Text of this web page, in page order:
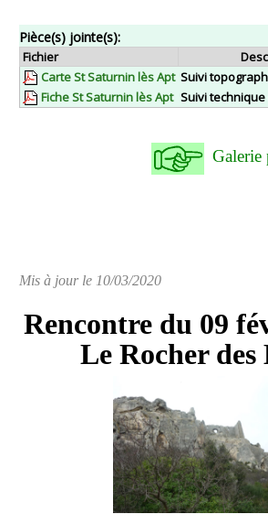
Pièce(s) jointe(s):
Fichier
Carte St Saturnin lès Apt Suivi
Fiche St Saturnin lès Apt Suivi
Galerie
Mis à jour le 10/03/2020
Rencontre du 09
Le Rocher des